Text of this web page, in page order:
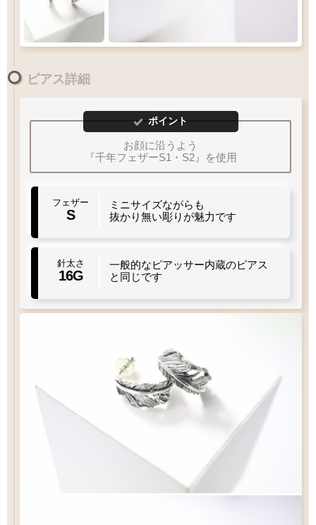
ピアス詳細
ポイント
お顔に沿うよう
『千年フェザーS1・S2』を使用
フェザー
S
ミニサイズながらも
抜かり無い彫りが魅力です
針太さ
16G
一般的なピアッサー内蔵のピアス
と同じです